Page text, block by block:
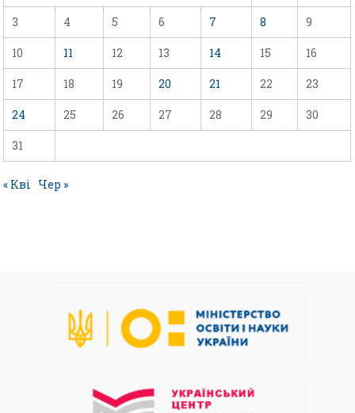
3 4 5 6 7 8 9
10 11 12 13 14 15 16
17 18 19 20 21 22 23
24 25 26 27 28 29 30
31
« Кві Чер »